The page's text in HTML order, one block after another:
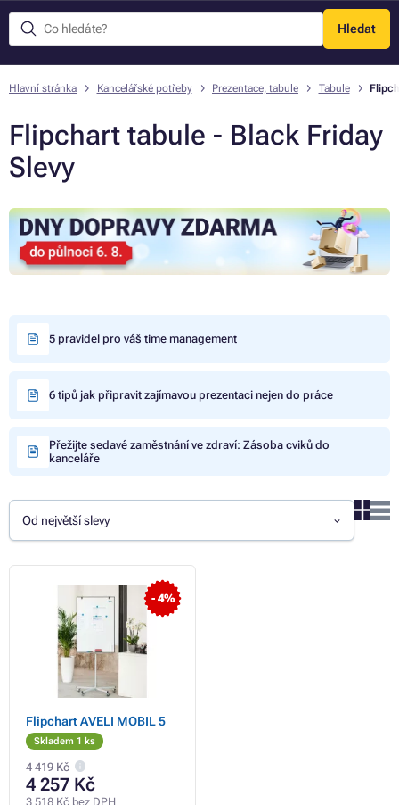
Hledat
Menu
Hlavní stránka Kancelářské potřeby Prezentace, tabule Tabule
Flipchart tabule - Black Friday
Slevy
5 pravidel pro váš time management
6 tipů jak připravit zajímavou prezentaci nejen do práce
Přežijte sedavé zaměstnání ve zdraví: Zásoba cviků do
kanceláře
Od největší slevy
- 4%
Flipchart AVELI MOBIL 5
Skladem 1 ks
4 419 Kč
4 257 Kč
3 518 Kč bez DPH